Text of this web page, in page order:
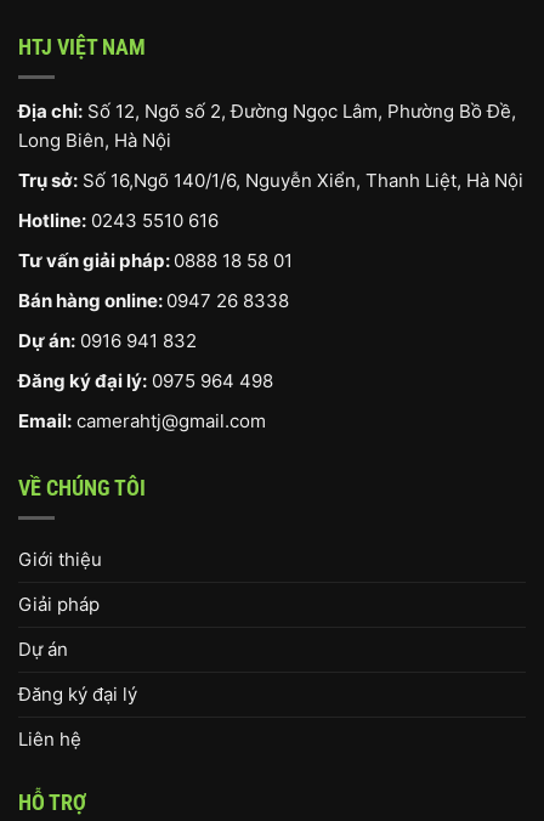
HTJ VIỆT NAM
Địa chỉ: Số 12, Ngõ số 2, Đường Ngọc Lâm, Phường Bồ Đề,
Long Biên, Hà Nội
Trụ sở: Số 16,Ngõ 140/1/6, Nguyễn Xiển, Thanh Liệt, Hà Nội
Hotline: 0243 5510 616
Tư vấn giải pháp: 0888 18 58 01
Bán hàng online: 0947 26 8338
Dự án: 0916 941 832
Đăng ký đại lý: 0975 964 498
Email: camerahtj@gmail.com
VỀ CHÚNG TÔI
Giới thiệu
Giải pháp
Dự án
Đăng ký đại lý
Liên hệ
HỖ TRỢ